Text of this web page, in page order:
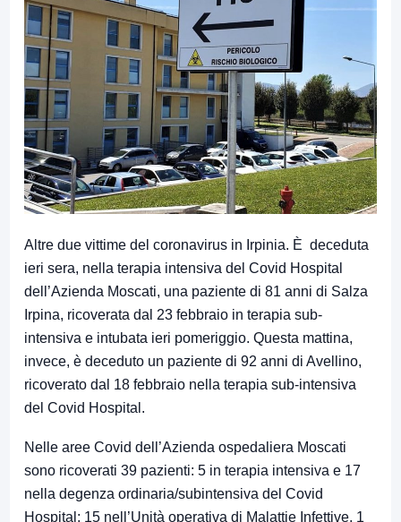
Altre due vittime del coronavirus in Irpinia. È deceduta
ieri sera, nella terapia intensiva del Covid Hospital
dell’Azienda Moscati, una paziente di 81 anni di Salza
Irpina, ricoverata dal 23 febbraio in terapia sub-
intensiva e intubata ieri pomeriggio. Questa mattina,
invece, è deceduto un paziente di 92 anni di Avellino,
ricoverato dal 18 febbraio nella terapia sub-intensiva
del Covid Hospital.
Nelle aree Covid dell’Azienda ospedaliera Moscati
sono ricoverati 39 pazienti: 5 in terapia intensiva e 17
nella degenza ordinaria/subintensiva del Covid
Hospital; 15 nell’Unità operativa di Malattie Infettive, 1